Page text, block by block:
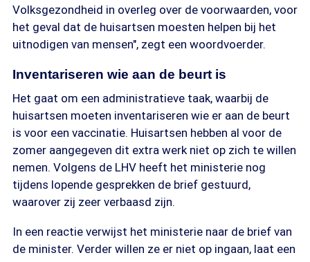
Volksgezondheid in overleg over de voorwaarden, voor
het geval dat de huisartsen moesten helpen bij het
uitnodigen van mensen", zegt een woordvoerder.
Inventariseren wie aan de beurt is
Het gaat om een administratieve taak, waarbij de
huisartsen moeten inventariseren wie er aan de beurt
is voor een vaccinatie. Huisartsen hebben al voor de
zomer aangegeven dit extra werk niet op zich te willen
nemen. Volgens de LHV heeft het ministerie nog
tijdens lopende gesprekken de brief gestuurd,
waarover zij zeer verbaasd zijn.
In een reactie verwijst het ministerie naar de brief van
de minister. Verder willen ze er niet op ingaan, laat een